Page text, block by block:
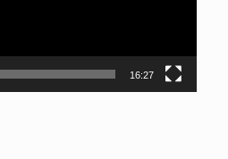
16:27